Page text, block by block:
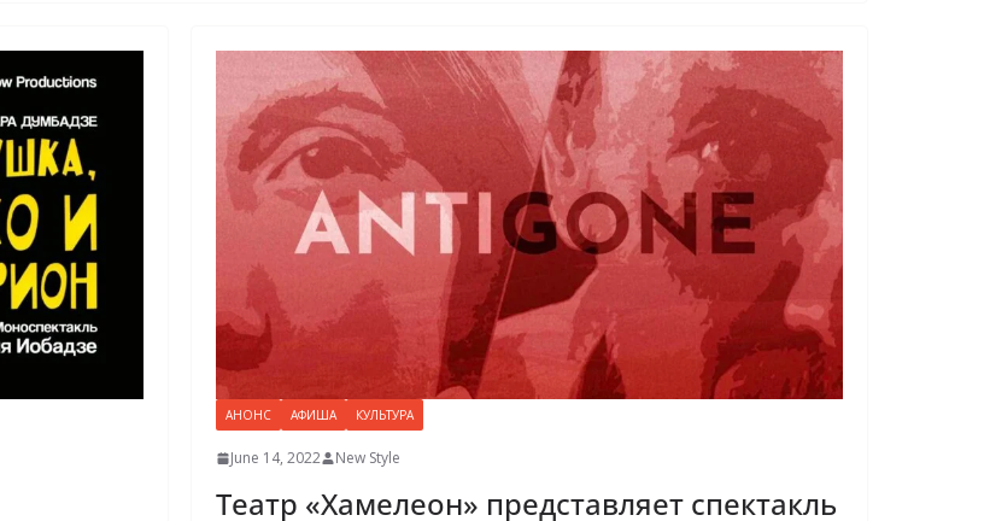
АНОНС АФИША КУЛЬТУРА
June 14, 2022 New Style
Театр «Хамелеон» представляет спектакль